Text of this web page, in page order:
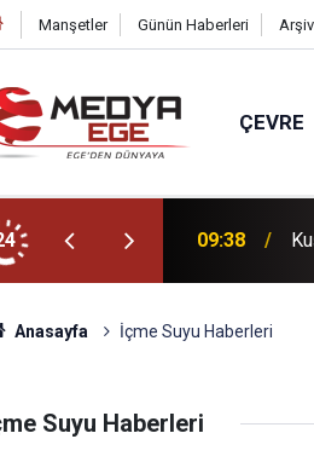
Manşetler Günün Haberleri Arşiv
ÇEVRE
09:38
Anasayfa İçme Suyu Haberleri
Suyu Haberleri